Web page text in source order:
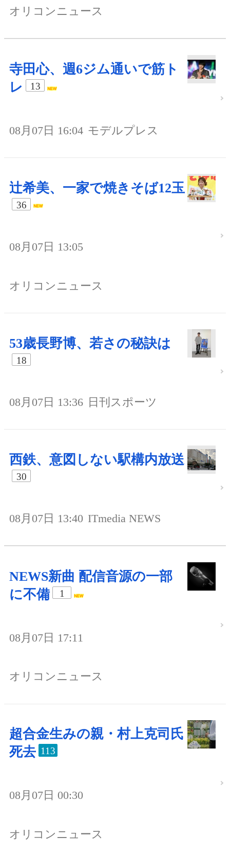
オリコンニュース
寺田心、週6ジム通いで筋ト
レ
13
08月07日 16:04 モデルプレス
辻希美、一家で焼きそば12玉
36
08月07日 13:05
オリコンニュース
53歳長野博、若さの秘訣は
18
08月07日 13:36 日刊スポーツ
西鉄、意図しない駅構内放送
30
08月07日 13:40 ITmedia NEWS
NEWS新曲 配信音源の一部
に不備
1
08月07日 17:11
オリコンニュース
超合金生みの親・村上克司氏
死去 113
08月07日 00:30
オリコンニュース